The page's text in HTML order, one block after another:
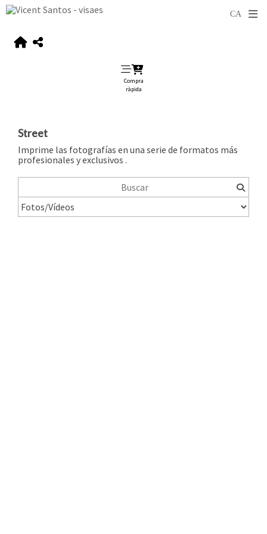
Compra
ràpida
Street
Imprime las fotografías en una serie de formatos más
profesionales y exclusivos .